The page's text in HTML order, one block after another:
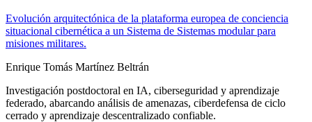
Evolución arquitectónica de la plataforma europea de conciencia
situacional cibernética a un Sistema de Sistemas modular para
misiones militares.
Enrique Tomás Martínez Beltrán
Investigación postdoctoral en IA, ciberseguridad y aprendizaje
federado, abarcando análisis de amenazas, ciberdefensa de ciclo
cerrado y aprendizaje descentralizado confiable.